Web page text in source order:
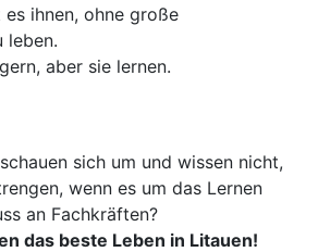
ihnen, ohne große
leben.
aber sie lernen.
sich um und wissen nicht,
wenn es um das Lernen
an Fachkräften?
das beste Leben in Litauen!